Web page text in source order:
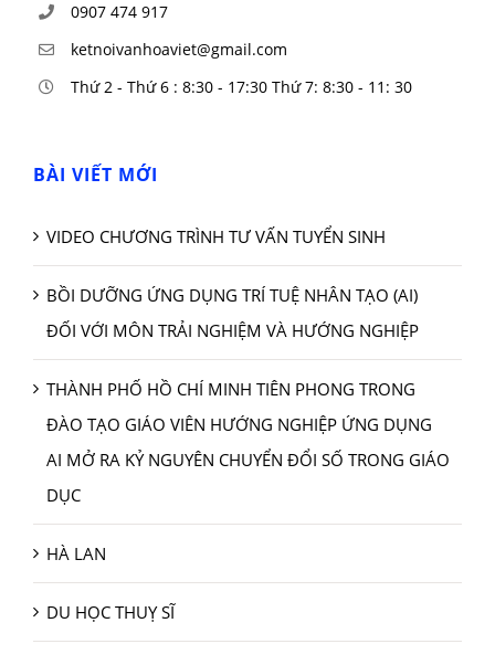
0907 474 917
ketnoivanhoaviet@gmail.com
Thứ 2 - Thứ 6 : 8:30 - 17:30 Thứ 7: 8:30 - 11: 30
BÀI VIẾT MỚI
VIDEO CHƯƠNG TRÌNH TƯ VẤN TUYỂN SINH
BỒI DƯỠNG ỨNG DỤNG TRÍ TUỆ NHÂN TẠO (AI)
ĐỐI VỚI MÔN TRẢI NGHIỆM VÀ HƯỚNG NGHIỆP
THÀNH PHỐ HỒ CHÍ MINH TIÊN PHONG TRONG
ĐÀO TẠO GIÁO VIÊN HƯỚNG NGHIỆP ỨNG DỤNG
AI MỞ RA KỶ NGUYÊN CHUYỂN ĐỔI SỐ TRONG GIÁO
DỤC
HÀ LAN
DU HỌC THUỴ SĨ